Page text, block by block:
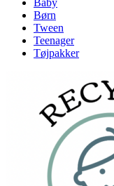
Baby
Børn
Tween
Teenager
Tøjpakker